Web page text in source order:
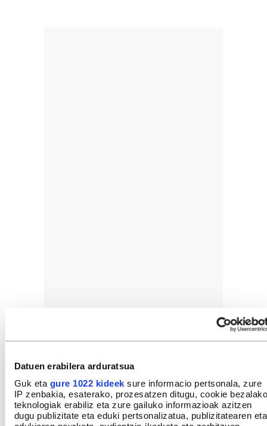
Datuen erabilera arduratsua
Guk eta gure 1022 kideek sure informacio pertsonala, zure
IP zenbakia, esaterako, prozesatzen ditugu, cookie bezalako
teknologiak erabiliz eta zure gailuko informazioak azitzen
dugu publizitate eta eduki pertsonalizatua, publizitatearen eta